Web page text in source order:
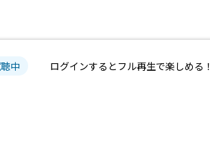
中 ログインするとフル再生で楽しめる！